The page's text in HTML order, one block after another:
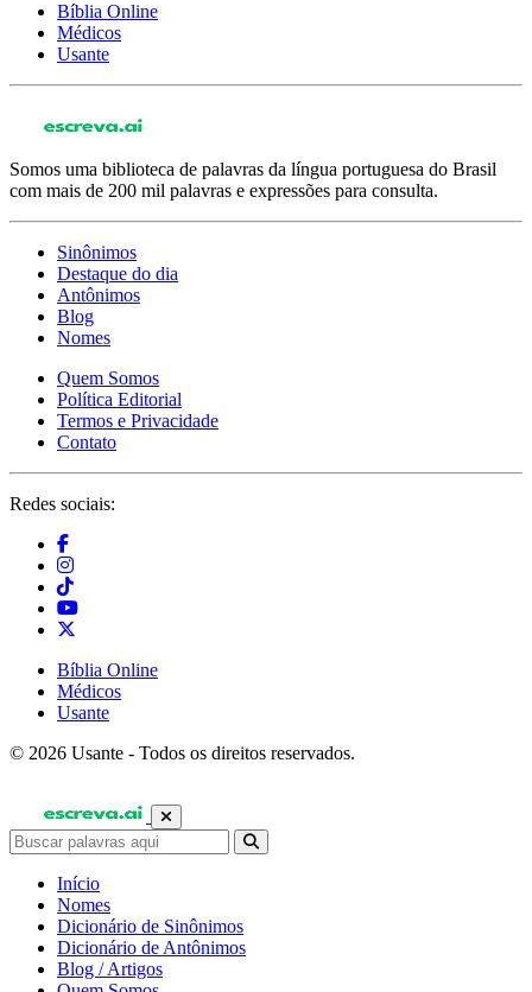
Bíblia Online
Médicos
Usante
Somos uma biblioteca de palavras da língua portuguesa do Brasil
com mais de 200 mil palavras e expressões para consulta.
Sinônimos
Destaque do dia
Antônimos
Blog
Nomes
Quem Somos
Política Editorial
Termos e Privacidade
Contato
Redes sociais:
Bíblia Online
Médicos
Usante
© 2026 Usante - Todos os direitos reservados.
Início
Nomes
Dicionário de Sinônimos
Dicionário de Antônimos
Blog / Artigos